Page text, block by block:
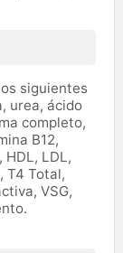
siguientes
urea, ácido
completo,
B12,
LDL,
T4 Total,
VSG,